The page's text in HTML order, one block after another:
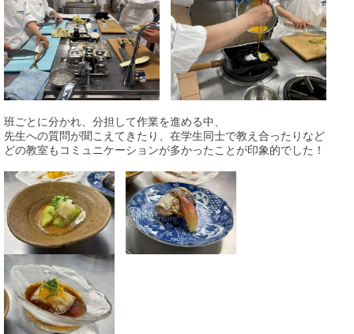
班ごとに分かれ、分担して作業を進める中、
先生への質問が聞こえてきたり、在学生同士で教え合ったりなど
どの教室もコミュニケーションが多かったことが印象的でした！